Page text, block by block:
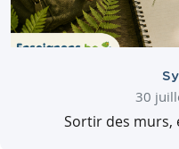
30
Sortir des murs,